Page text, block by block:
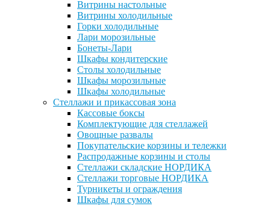
Витрины настольные
Витрины холодильные
Горки холодильные
Лари морозильные
Бонеты-Лари
Шкафы кондитерские
Столы холодильные
Шкафы морозильные
Шкафы холодильные
Стеллажи и прикассовая зона
Кассовые боксы
Комплектующие для стеллажей
Овощные развалы
Покупательские корзины и тележки
Распродажные корзины и столы
Стеллажи складские НОРДИКА
Стеллажи торговые НОРДИКА
Турникеты и ограждения
Шкафы для сумок